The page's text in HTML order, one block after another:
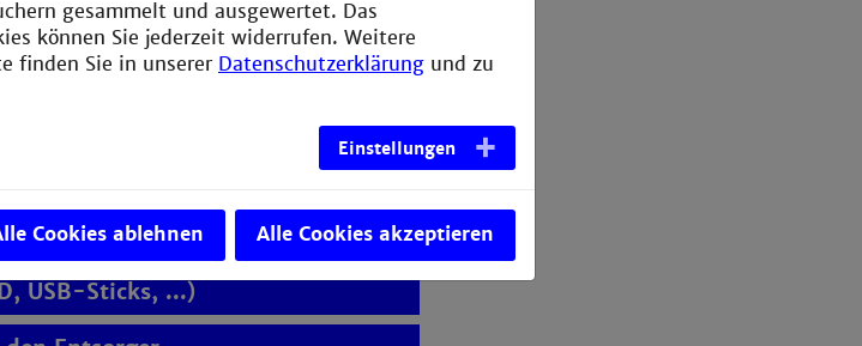
entsorgen?
defektem Akku?
USB-Sticks, ...)
gesammelt und ausgewertet. Das
können Sie jederzeit widerrufen. Weitere
finden Sie in unserer Datenschutzerklärung und zu
Einstellungen
Cookies ablehnen Alle Cookies akzeptieren